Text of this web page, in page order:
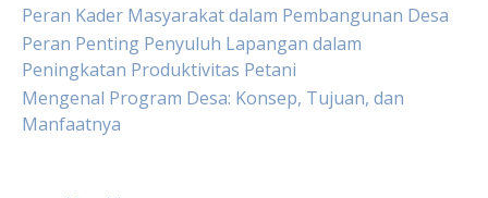
Peran Kader Masyarakat dalam Pembangunan Desa
Peran Penting Penyuluh Lapangan dalam
Peningkatan Produktivitas Petani
Mengenal Program Desa: Konsep, Tujuan, dan
Manfaatnya